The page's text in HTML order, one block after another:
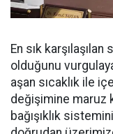
En sık
olduğunu
aşan sıcaklık ile
değişimine maruz
bağışıklık